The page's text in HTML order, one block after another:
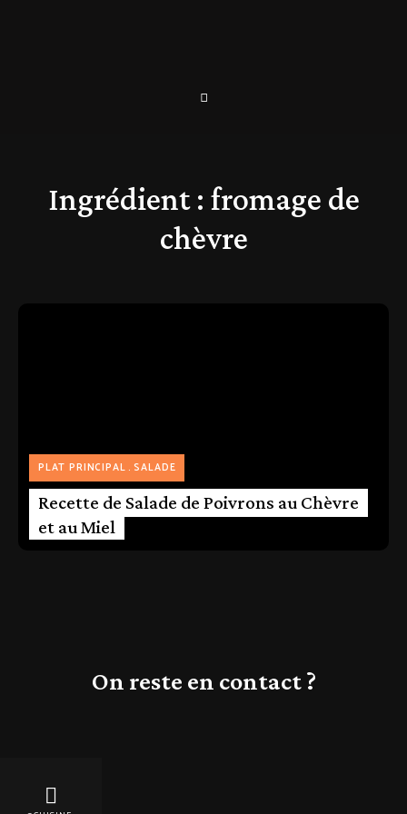
Ingrédient : fromage de
chèvre
PLAT PRINCIPAL SALADE
Recette de Salade de Poivrons au Chèvre
et au Miel
On reste en contact ?